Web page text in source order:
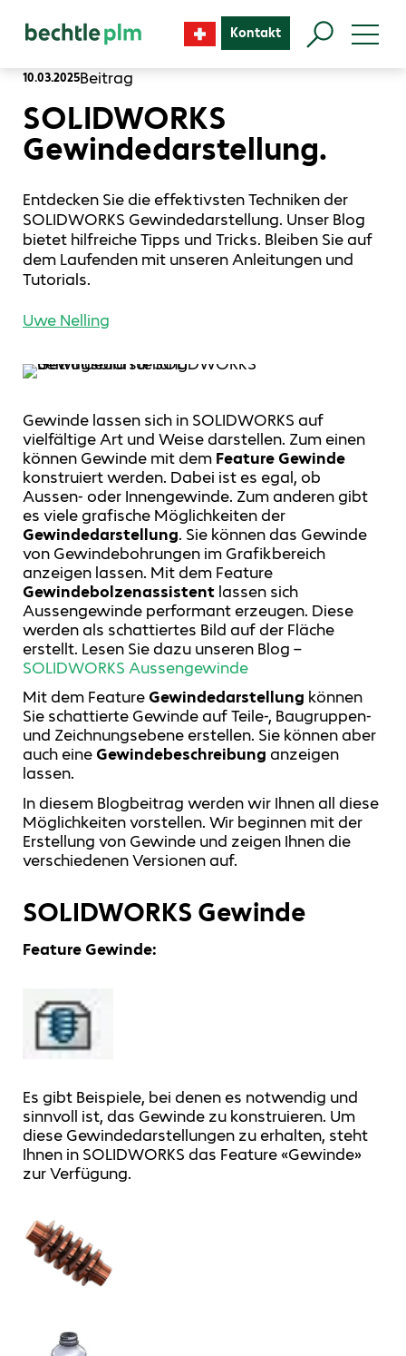
Kontakt
10.03.2025Beitrag
SOLIDWORKS
Gewindedarstellung.
Entdecken Sie die effektivsten Techniken der
SOLIDWORKS Gewindedarstellung. Unser Blog
bietet hilfreiche Tipps und Tricks. Bleiben Sie auf
dem Laufenden mit unseren Anleitungen und
Tutorials.
Uwe Nelling
Gewinde lassen sich in SOLIDWORKS auf
vielfältige Art und Weise darstellen. Zum einen
können Gewinde mit dem Feature Gewinde
konstruiert werden. Dabei ist es egal, ob
Aussen- oder Innengewinde. Zum anderen gibt
es viele grafische Möglichkeiten der
Gewindedarstellung. Sie können das Gewinde
von Gewindebohrungen im Grafikbereich
anzeigen lassen. Mit dem Feature
Gewindebolzenassistent lassen sich
Aussengewinde performant erzeugen. Diese
werden als schattiertes Bild auf der Fläche
erstellt. Lesen Sie dazu unseren Blog –
SOLIDWORKS Aussengewinde
Mit dem Feature Gewindedarstellung können
Sie schattierte Gewinde auf Teile-, Baugruppen-
und Zeichnungsebene erstellen. Sie können aber
auch eine Gewindebeschreibung anzeigen
lassen.
In diesem Blogbeitrag werden wir Ihnen all diese
Möglichkeiten vorstellen. Wir beginnen mit der
Erstellung von Gewinde und zeigen Ihnen die
verschiedenen Versionen auf.
SOLIDWORKS Gewinde
Feature Gewinde:
Es gibt Beispiele, bei denen es notwendig und
sinnvoll ist, das Gewinde zu konstruieren. Um
diese Gewindedarstellungen zu erhalten, steht
Ihnen in SOLIDWORKS das Feature «Gewinde»
zur Verfügung.